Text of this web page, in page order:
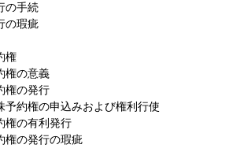
手続
瑕疵
権
意義
発行
の申込みおよび権利行使
有利発行
発行の瑕疵